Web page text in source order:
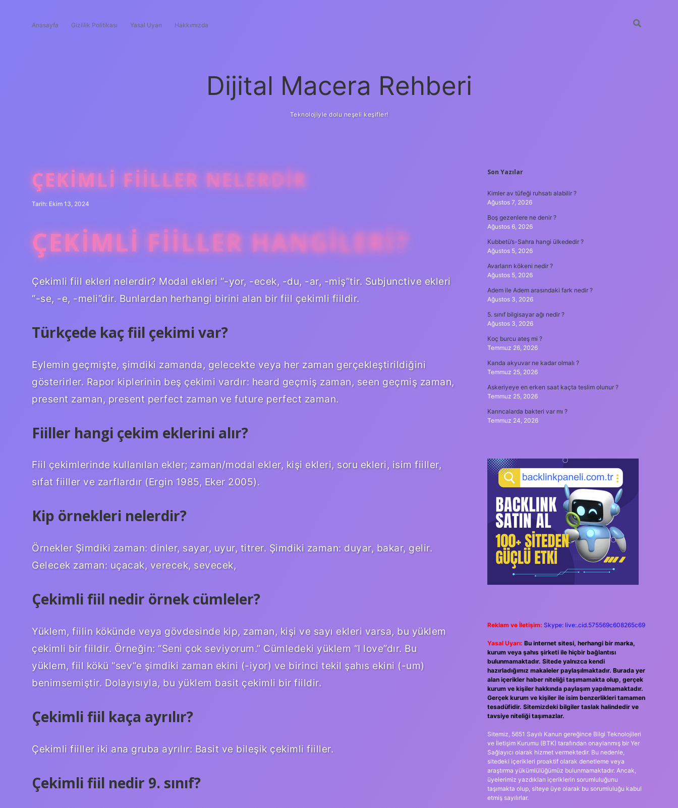
Anasayfa Gizlilik Politikası Yasal Uyarı Hakkımızda
Dijital Macera Rehberi
Teknolojiyle dolu neşeli keşifler!
ÇEKIMLI FIILLER NELERDIR
Tarih: Ekim 13, 2024
ÇEKIMLI FIILLER HANGILERI?
Çekimli fiil ekleri nelerdir? Modal ekleri “-yor, -ecek, -du, -ar, -miş”tir. Subjunctive ekleri
“-se, -e, -meli”dir. Bunlardan herhangi birini alan bir fiil çekimli fiildir.
Türkçede kaç fiil çekimi var?
Eylemin geçmişte, şimdiki zamanda, gelecekte veya her zaman gerçekleştirildiğini
gösterirler. Rapor kiplerinin beş çekimi vardır: heard geçmiş zaman, seen geçmiş zaman,
present zaman, present perfect zaman ve future perfect zaman.
Fiiller hangi çekim eklerini alır?
Fiil çekimlerinde kullanılan ekler; zaman/modal ekler, kişi ekleri, soru ekleri, isim fiiller,
sıfat fiiller ve zarflardır (Ergin 1985, Eker 2005).
Kip örnekleri nelerdir?
Örnekler Şimdiki zaman: dinler, sayar, uyur, titrer. Şimdiki zaman: duyar, bakar, gelir.
Gelecek zaman: uçacak, verecek, sevecek,
Çekimli fiil nedir örnek cümleler?
Yüklem, fiilin kökünde veya gövdesinde kip, zaman, kişi ve sayı ekleri varsa, bu yüklem
çekimli bir fiildir. Örneğin: “Seni çok seviyorum.” Cümledeki yüklem “I love”dır. Bu
yüklem, fiil kökü “sev”e şimdiki zaman ekini (-iyor) ve birinci tekil şahıs ekini (-um)
benimsemiştir. Dolayısıyla, bu yüklem basit çekimli bir fiildir.
Çekimli fiil kaça ayrılır?
Çekimli fiiller iki ana gruba ayrılır: Basit ve bileşik çekimli fiiller.
Çekimli fiil nedir 9. sınıf?
SIDEBAR
Son Yazılar
Kimler av tüfeği ruhsatı alabilir ?
Ağustos 7, 2026
Boş gezenlere ne denir ?
Ağustos 6, 2026
Kubbetü’s-Sahra hangi ülkededir ?
Ağustos 5, 2026
Avarların kökeni nedir ?
Ağustos 5, 2026
Adem ile Adem arasındaki fark nedir ?
Ağustos 3, 2026
5. sınıf bilgisayar ağı nedir ?
Ağustos 3, 2026
Koç burcu ateş mi ?
Temmuz 26, 2026
Kanda akyuvar ne kadar olmalı ?
Temmuz 25, 2026
Askeriyeye en erken saat kaçta teslim olunur ?
Temmuz 25, 2026
Karıncalarda bakteri var mı ?
Temmuz 24, 2026
Reklam ve İletişim: Skype: live:.cid.575569c608265c69
Yasal Uyarı: Bu internet sitesi, herhangi bir marka,
kurum veya şahıs şirketi ile hiçbir bağlantısı
bulunmamaktadır. Sitede yalnızca kendi
hazırladığımız makaleler paylaşılmaktadır. Burada yer
alan içerikler haber niteliği taşımamakta olup, gerçek
kurum ve kişiler hakkında paylaşım yapılmamaktadır.
Gerçek kurum ve kişiler ile isim benzerlikleri tamamen
tesadüfidir. Sitemizdeki bilgiler taslak halindedir ve
tavsiye niteliği taşımazlar.
Sitemiz, 5651 Sayılı Kanun gereğince Bilgi Teknolojileri
ve İletişim Kurumu (BTK) tarafından onaylanmış bir Yer
Sağlayıcı olarak hizmet vermektedir. Bu nedenle,
sitedeki içerikleri proaktif olarak denetleme veya
araştırma yükümlülüğümüz bulunmamaktadır. Ancak,
üyelerimiz yazdıkları içeriklerin sorumluluğunu
taşımakta olup, siteye üye olarak bu sorumluluğu kabul
etmiş sayılırlar.